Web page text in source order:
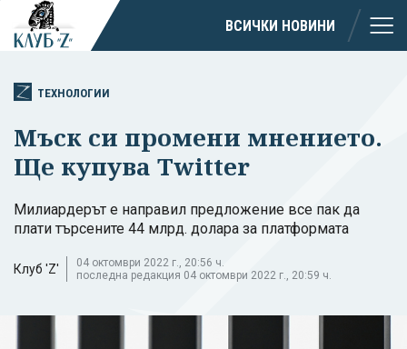
ВСИЧКИ НОВИНИ
ТЕХНОЛОГИИ
Мъск си промени мнението.
Ще купува Twitter
Милиардерът е направил предложение все пак да
плати търсените 44 млрд. долара за платформата
Клуб 'Z'
04 октомври 2022 г., 20:56 ч.
последна редакция 04 октомври 2022 г., 20:59 ч.